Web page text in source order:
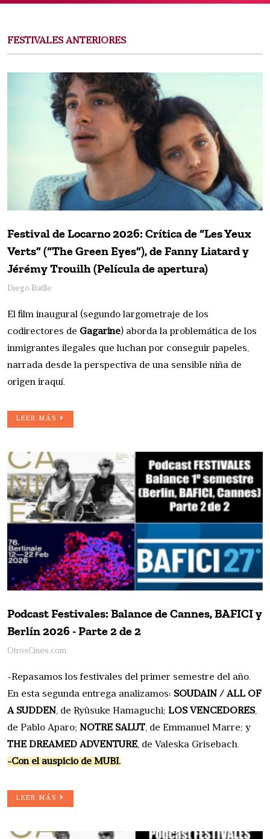
FESTIVALES ANTERIORES
Festival de Locarno 2026: Crítica de “Les Yeux
Verts” (“The Green Eyes”), de Fanny Liatard y
Jérémy Trouilh (Película de apertura)
Diego Batlle
El film inaugural (segundo largometraje de los
codirectores de Gagarine) aborda la problemática de los
inmigrantes ilegales que luchan por conseguir papeles,
narrada desde la perspectiva de una sensible niña de
origen iraquí.
LEER MÁS
Podcast Festivales: Balance de Cannes, BAFICI y
Berlín 2026 - Parte 2 de 2
OtrosCines.com
-Repasamos los festivales del primer semestre del año.
En esta segunda entrega analizamos: SOUDAIN / ALL OF
A SUDDEN, de Ryûsuke Hamaguchi; LOS VENCEDORES,
de Pablo Aparo; NOTRE SALUT, de Emmanuel Marre; y
THE DREAMED ADVENTURE, de Valeska Grisebach.
-Con el auspicio de MUBI.
LEER MÁS